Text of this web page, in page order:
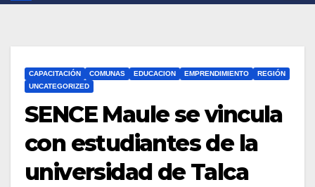
CAPACITACIÓN COMUNAS EDUCACION EMPRENDIMIENTO
REGIÓN
UNCATEGORIZED
SENCE Maule se vincula
con estudiantes de la
universidad de Talca